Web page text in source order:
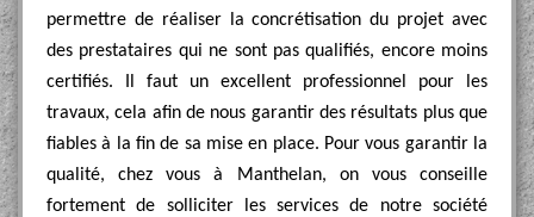
permettre de réaliser la concrétisation du projet avec
des prestataires qui ne sont pas qualifiés, encore moins
certifiés. Il faut un excellent professionnel pour les
travaux, cela afin de nous garantir des résultats plus que
fiables à la fin de sa mise en place. Pour vous garantir la
qualité, chez vous à Manthelan, on vous conseille
fortement de solliciter les services de notre société